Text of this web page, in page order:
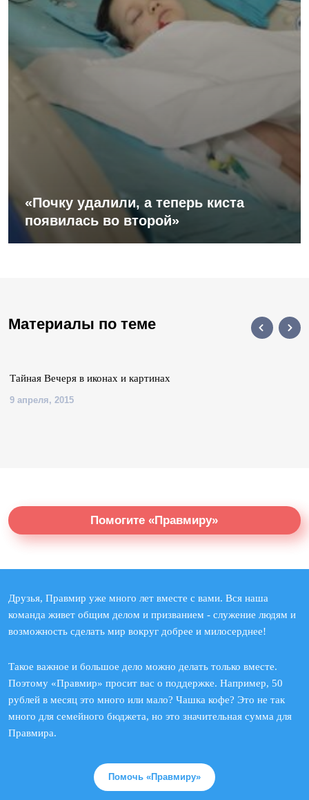
«Почку удалили, а теперь киста
появилась во второй»
Материалы по теме
Тайная Вечеря в иконах и картинах
9 апреля, 2015
Помогите «Правмиру»
Друзья, Правмир уже много лет вместе с вами. Вся наша
команда живет общим делом и призванием - служение людям и
возможность сделать мир вокруг добрее и милосерднее!
Такое важное и большое дело можно делать только вместе.
Поэтому «Правмир» просит вас о поддержке. Например, 50
рублей в месяц это много или мало? Чашка кофе? Это не так
много для семейного бюджета, но это значительная сумма для
Правмира.
Помочь «Правмиру»